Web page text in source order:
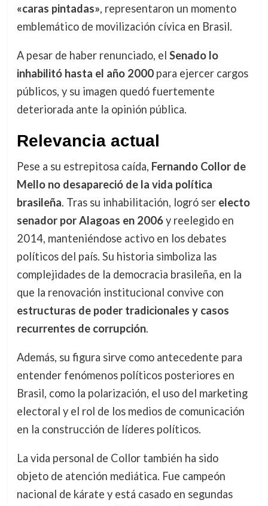
«caras pintadas», representaron un momento
emblemático de movilización cívica en Brasil.
A pesar de haber renunciado, el Senado lo
inhabilitó hasta el año 2000para ejercer cargos
públicos, y su imagen quedó fuertemente
deteriorada ante la opinión pública.
Relevancia actual
Pese a su estrepitosa caída, Fernando Collor de
Mello no desapareció de la vida política
brasileña. Tras su inhabilitación, logró ser electo
senador por Alagoas en 2006y reelegido en
2014, manteniéndose activo en los debates
políticos del país. Su historia simboliza las
complejidades de la democracia brasileña, en la
que la renovación institucional convive con
estructuras de poder tradicionales y casos
recurrentes de corrupción.
Además, su figura sirve como antecedente para
entender fenómenos políticos posteriores en
Brasil, como la polarización, el uso del marketing
electoral y el rol de los medios de comunicación
en la construcción de líderes políticos.
La vida personal de Collor también ha sido
objeto de atención mediática. Fue campeón
nacional de kárate y está casado en segundas